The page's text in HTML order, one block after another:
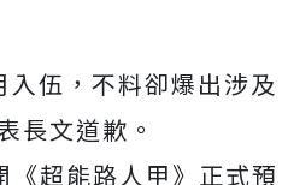
伍，不料卻爆出涉及
長文道歉。
超能路人甲》 正式預